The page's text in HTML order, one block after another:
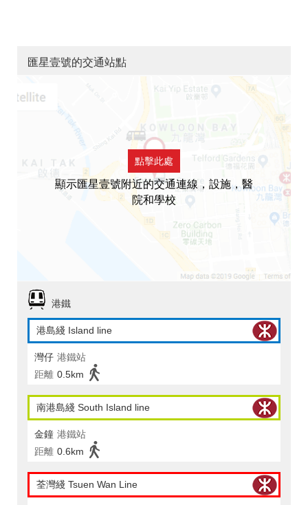
匯星壹號的交通站點
點擊此處
顯示匯星壹號附近的交通連線，設施，醫
院和學校
港鐵
港島綫 Island line
灣仔 港鐵站
距離 0.5km
南港島綫 South Island line
金鐘 港鐵站
距離 0.6km
荃灣綫 Tsuen Wan Line